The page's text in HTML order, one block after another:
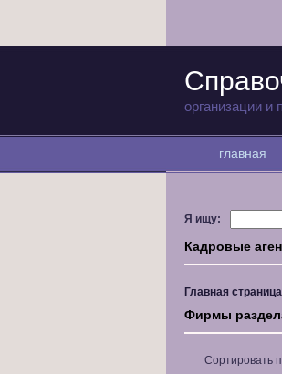
организации и
главная
Я ищу:
Кадровые
Главная страница
Фирмы
Сортировать